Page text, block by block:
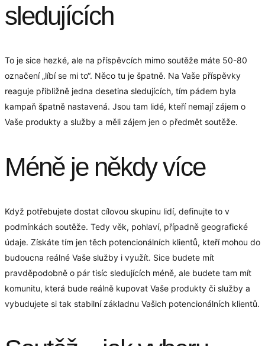
sledujících
To je sice hezké, ale na příspěvcích mimo soutěže máte 50-80
označení „líbí se mi to“. Něco tu je špatně. Na Vaše příspěvky
reaguje přibližně jedna desetina sledujících, tím pádem byla
kampaň špatně nastavená. Jsou tam lidé, kteří nemají zájem o
Vaše produkty a služby a měli zájem jen o předmět soutěže.
Méně je někdy více
Když potřebujete dostat cílovou skupinu lidí, definujte to v
podmínkách soutěže. Tedy věk, pohlaví, případně geografické
údaje. Získáte tím jen těch potencionálních klientů, kteří mohou do
budoucna reálné Vaše služby i využít. Sice budete mít
pravděpodobně o pár tisíc sledujících méně, ale budete tam mít
komunitu, která bude reálně kupovat Vaše produkty či služby a
vybudujete si tak stabilní základnu Vašich potencionálních klientů.